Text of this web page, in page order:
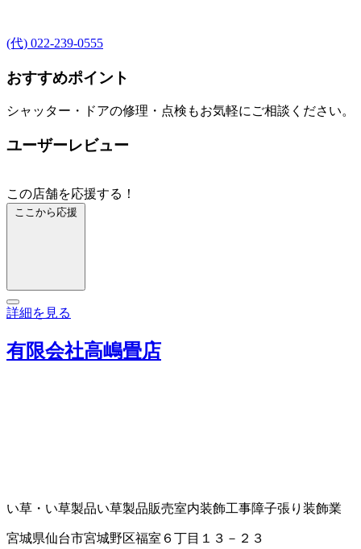
(代) 022-239-0555
おすすめポイント
シャッター・ドアの修理・点検もお気軽にご相談ください。
ユーザーレビュー
この店舗を応援する！
ここから応援
詳細を見る
有限会社高嶋畳店
い草・い草製品い草製品販売室内装飾工事障子張り 装飾業
宮城県仙台市宮城野区福室６丁目１３－２３